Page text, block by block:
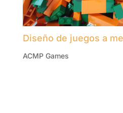
Diseño de juegos a
ACMP Games